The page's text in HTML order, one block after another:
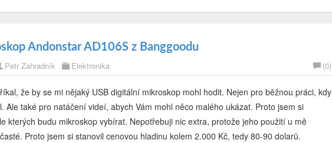
Andonstar AD106S z Banggoodu
Petr Zahradník Elektronika (0)
že by se mi nějaký USB digitální mikroskop mohl hodit. Nejen pro běžnou práci, kdy
Ale také pro natáčení videí, abych Vám mohl něco malého ukázat. Proto jsem si
kterých budu mikroskop vybírat. Nepotřebuji nic extra, protože jeho použití u mě
Proto jsem si stanovil cenovou hladinu kolem 2.000 Kč, tedy 80-90 dolarů.